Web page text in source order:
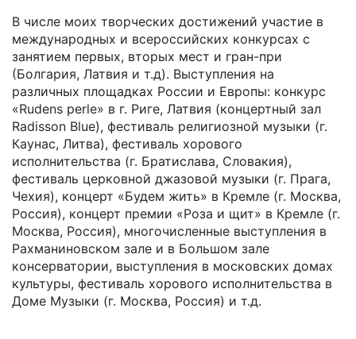
В числе моих творческих достижений участие в
международных и всероссийских конкурсах с
занятием первых, вторых мест и гран-при
(Болгария, Латвия и т.д). Выступления на
различных площадках России и Европы: конкурс
«Rudens perle» в г. Риге, Латвия (концертный зал
Radisson Blue), фестиваль религиозной музыки (г.
Каунас, Литва), фестиваль хорового
исполнительства (г. Братислава, Словакия),
фестиваль церковной джазовой музыки (г. Прага,
Чехия), концерт «Будем жить» в Кремле (г. Москва,
Россия), концерт премии «Роза и щит» в Кремле (г.
Москва, Россия), многочисленные выступления в
Рахманиновском зале и в Большом зале
консерватории, выступления в московских домах
культуры, фестиваль хорового исполнительства в
Доме Музыки (г. Москва, Россия) и т.д.